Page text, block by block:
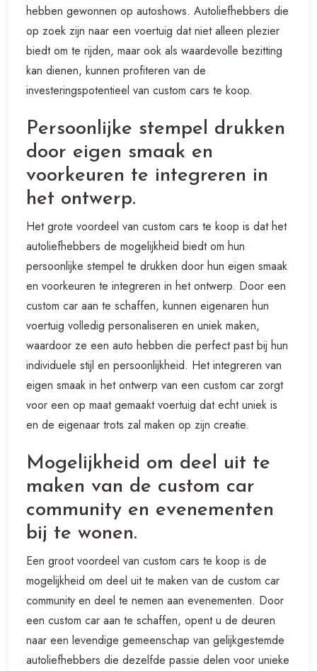
hebben gewonnen op autoshows. Autoliefhebbers die
op zoek zijn naar een voertuig dat niet alleen plezier
biedt om te rijden, maar ook als waardevolle bezitting
kan dienen, kunnen profiteren van de
investeringspotentieel van custom cars te koop.
Persoonlijke stempel drukken
door eigen smaak en
voorkeuren te integreren in
het ontwerp.
Het grote voordeel van custom cars te koop is dat het
autoliefhebbers de mogelijkheid biedt om hun
persoonlijke stempel te drukken door hun eigen smaak
en voorkeuren te integreren in het ontwerp. Door een
custom car aan te schaffen, kunnen eigenaren hun
voertuig volledig personaliseren en uniek maken,
waardoor ze een auto hebben die perfect past bij hun
individuele stijl en persoonlijkheid. Het integreren van
eigen smaak in het ontwerp van een custom car zorgt
voor een op maat gemaakt voertuig dat echt uniek is
en de eigenaar trots zal maken op zijn creatie.
Mogelijkheid om deel uit te
maken van de custom car
community en evenementen
bij te wonen.
Een groot voordeel van custom cars te koop is de
mogelijkheid om deel uit te maken van de custom car
community en deel te nemen aan evenementen. Door
een custom car aan te schaffen, opent u de deuren
naar een levendige gemeenschap van gelijkgestemde
autoliefhebbers die dezelfde passie delen voor unieke